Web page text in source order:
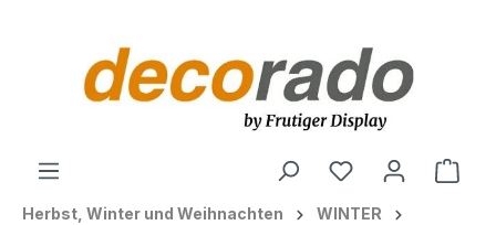
Herbst, Winter und Weihnachten
WINTER